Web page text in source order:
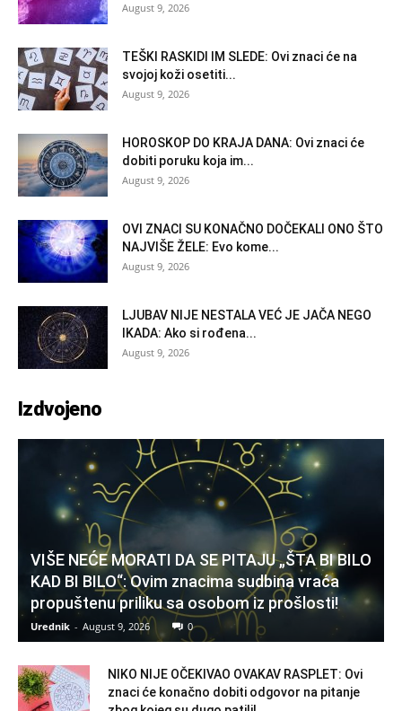
August 9, 2026
TEŠKI RASKIDI IM SLEDE: Ovi znaci će na
svojoj koži osetiti...
August 9, 2026
HOROSKOP DO KRAJA DANA: Ovi znaci će
dobiti poruku koja im...
August 9, 2026
OVI ZNACI SU KONAČNO DOČEKALI ONO ŠTO
NAJVIŠE ŽELE: Evo kome...
August 9, 2026
LJUBAV NIJE NESTALA VEĆ JE JAČA NEGO
IKADA: Ako si rođena...
August 9, 2026
Izdvojeno
VIŠE NEĆE MORATI DA SE PITAJU „ŠTA BI BILO
KAD BI BILO“: Ovim znacima sudbina vraća
propuštenu priliku sa osobom iz prošlosti!
Urednik - August 9, 2026 0
NIKO NIJE OČEKIVAO OVAKAV RASPLET: Ovi
znaci će konačno dobiti odgovor na pitanje